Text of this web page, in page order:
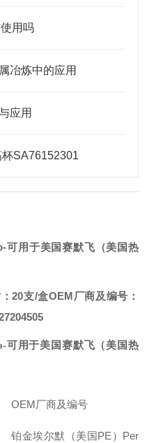
用吗
冶炼中的应用
应用
SA76152301
-可用于美国赛默飞（美国热
20支/盒OEM厂商及编号：
-可用于美国赛默飞（美国热
OEM厂商及编号
铂金埃尔默（美国PE）Per